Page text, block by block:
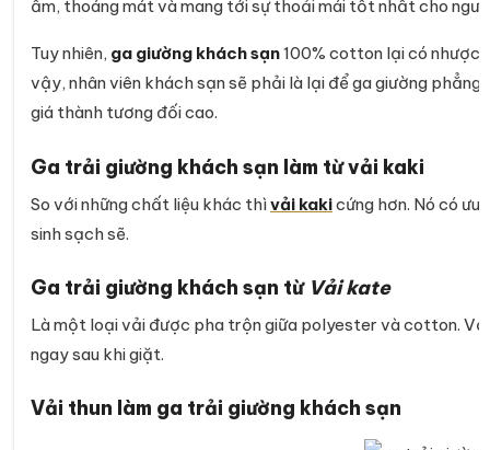
ẩm, thoáng mát và mang tới sự thoải mái tốt nhất cho
Tuy nhiên, ga giường khách sạn100% cotton lại có nhược
vậy, nhân viên khách sạn sẽ phải là lại để ga giường
giá thành tương đối cao.
Ga trải giường khách sạn làm từ vải kaki
So với những chất liệu khác thìvải kakicứng hơn. Nó có
sinh sạch sẽ.
Ga trải giường khách sạn từ Vải kate
Là một loại vải được pha trộn giữa polyester và cotton.
ngay sau khi giặt.
Vải thun làm ga trải giường khách sạn